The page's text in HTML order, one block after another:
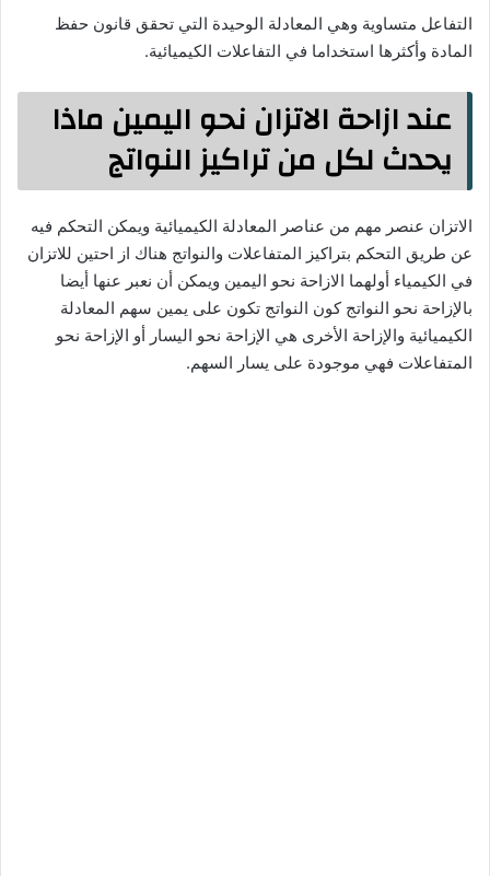
التفاعل متساوية وهي المعادلة الوحيدة التي تحقق قانون حفظ
المادة وأكثرها استخداما في التفاعلات الكيميائية.
عند ازاحة الاتزان نحو اليمين ماذا
يحدث لكل من تراكيز النواتج
الاتزان عنصر مهم من عناصر المعادلة الكيميائية ويمكن التحكم فيه
عن طريق التحكم بتراكيز المتفاعلات والنواتج هناك از احتين للاتزان
في الكيمياء أولهما الازاحة نحو اليمين ويمكن أن نعبر عنها أيضا
بالإزاحة نحو النواتج كون النواتج تكون على يمين سهم المعادلة
الكيميائية والإزاحة الأخرى هي الإزاحة نحو اليسار أو الإزاحة نحو
المتفاعلات فهي موجودة على يسار السهم.